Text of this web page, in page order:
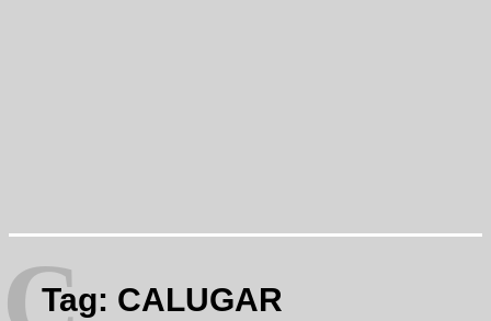
Tag: CALUGAR